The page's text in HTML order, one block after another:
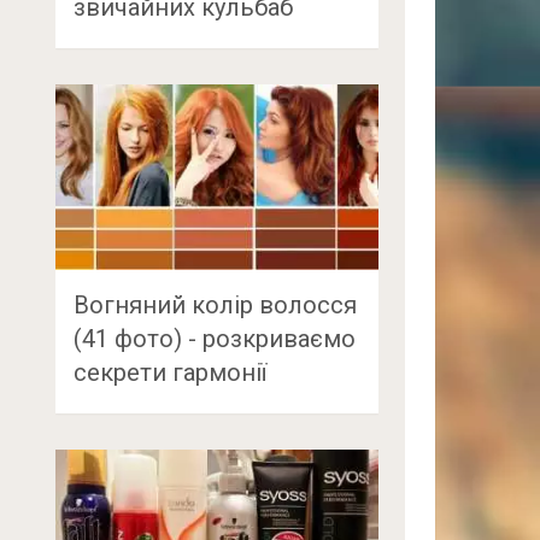
звичайних кульбаб
Вогняний колір волосся
(41 фото) - розкриваємо
секрети гармонії